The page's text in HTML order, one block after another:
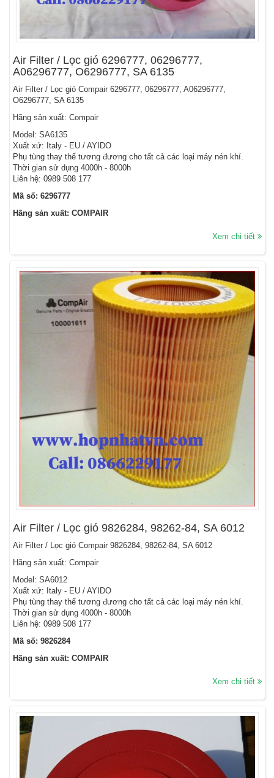
Air Filter / Lọc gió 6296777, 06296777,
A06296777, O6296777, SA 6135
Air Filter / Lọc gió Compair 6296777, 06296777, A06296777,
O6296777, SA 6135
Hãng sản xuất: Compair
Model: SA6135
Xuất xứ: Italy - EU / AYIDO
Phụ tùng thay thế tương đương cho tất cả các loại máy nén khí.
Thời gian sử dụng 4000h - 8000h
Liên hệ: 0989 508 177
Mã số: 6296777
Hãng sản xuất: COMPAIR
Xem chi tiết
Air Filter / Lọc gió 9826284, 98262-84, SA 6012
Air Filter / Lọc gió Compair 9826284, 98262-84, SA 6012
Hãng sản xuất: Compair
Model: SA6012
Xuất xứ: Italy - EU / AYIDO
Phụ tùng thay thế tương đương cho tất cả các loại máy nén khí.
Thời gian sử dụng 4000h - 8000h
Liên hệ: 0989 508 177
Mã số: 9826284
Hãng sản xuất: COMPAIR
Xem chi tiết